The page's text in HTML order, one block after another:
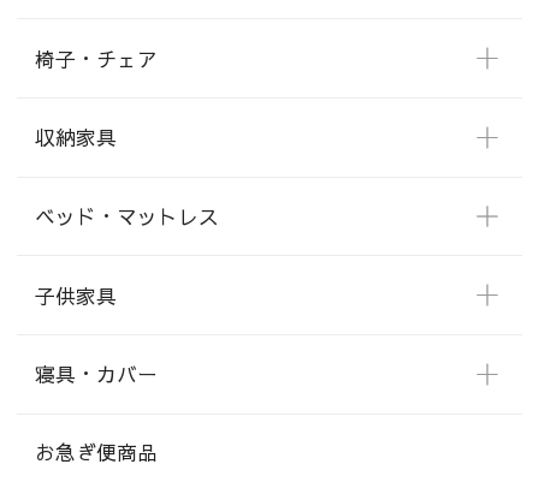
椅子・チェア
収納家具
ベッド・マットレス
子供家具
寝具・カバー
お急ぎ便商品